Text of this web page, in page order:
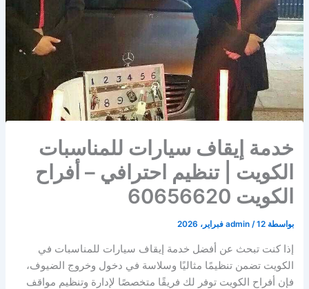
خدمة إيقاف سيارات للمناسبات
الكويت | تنظيم احترافي – أفراح
الكويت 60656620
بواسطة admin /12 فبراير، 2026
إذا كنت تبحث عن أفضل خدمة إيقاف سيارات للمناسبات في
الكويت تضمن تنظيمًا مثاليًا وسلاسة في دخول وخروج الضيوف،
فإن أفراح الكويت توفر لك فريقًا متخصصًا لإدارة وتنظيم مواقف